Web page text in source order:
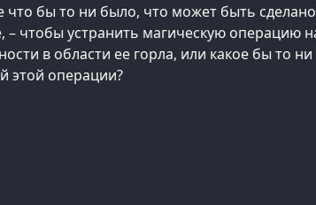
что бы то ни было, что может быть
– чтобы устранить магическую операцию
в области ее горла, или какое бы то
этой операции?